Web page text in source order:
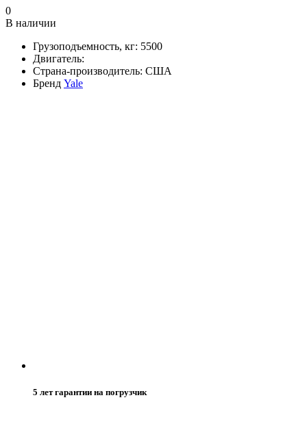
0
В наличии
Грузоподъемность, кг: 5500
Двигатель:
Страна-производитель: США
Бренд Yale
5 лет гарантии на погрузчик